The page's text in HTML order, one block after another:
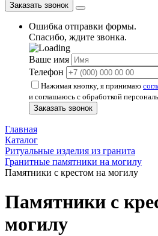
Заказать звонок
Ошибка отправки формы.
Спасибо, ждите звонка.
Ваше имя
Телефон
Нажимая кнопку, я принимаю
и соглашаюсь с обработкой
Заказать звонок
Главная
Каталог
Ритуальные изделия из гранита
Гранитные памятники на могилу
Памятники с крестом на могилу
Памятники с
могилу